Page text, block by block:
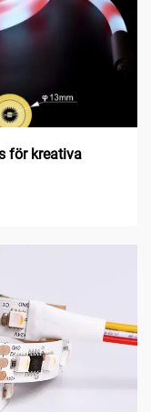
för kreativa